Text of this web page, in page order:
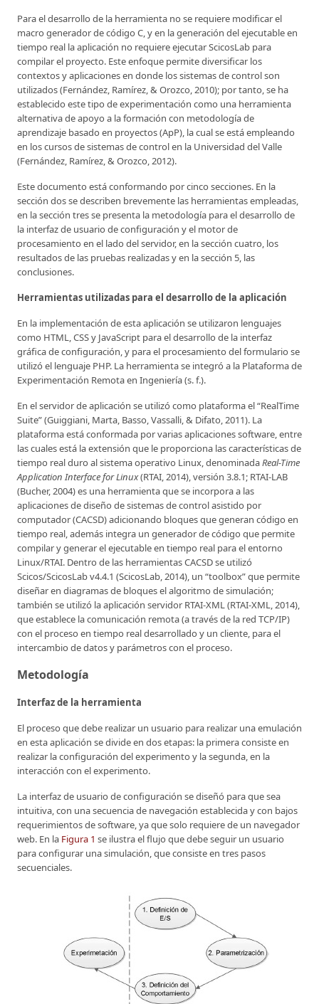
Para el desarrollo de la herramienta no se requiere modificar el
macro generador de código C, y en la generación del ejecutable en
tiempo real la aplicación no requiere ejecutar ScicosLab para
compilar el proyecto. Este enfoque permite diversificar los
contextos y aplicaciones en donde los sistemas de control son
utilizados (Fernández, Ramírez, & Orozco, 2010); por tanto, se ha
establecido este tipo de experimentación como una herramienta
alternativa de apoyo a la formación con metodología de
aprendizaje basado en proyectos (ApP), la cual se está empleando
en los cursos de sistemas de control en la Universidad del Valle
(Fernández, Ramírez, & Orozco, 2012).
Este documento está conformando por cinco secciones. En la
sección dos se describen brevemente las herramientas empleadas,
en la sección tres se presenta la metodología para el desarrollo de
la interfaz de usuario de configuración y el motor de
procesamiento en el lado del servidor, en la sección cuatro, los
resultados de las pruebas realizadas y en la sección 5, las
conclusiones.
Herramientas utilizadas para el desarrollo de la aplicación
En la implementación de esta aplicación se utilizaron lenguajes
como HTML, CSS y JavaScript para el desarrollo de la interfaz
gráfica de configuración, y para el procesamiento del formulario se
utilizó el lenguaje PHP. La herramienta se integró a la Plataforma de
Experimentación Remota en Ingeniería (s. f.).
En el servidor de aplicación se utilizó como plataforma el “RealTime
Suite” (Guiggiani, Marta, Basso, Vassalli, & Difato, 2011). La
plataforma está conformada por varias aplicaciones software, entre
las cuales está la extensión que le proporciona las características de
tiempo real duro al sistema operativo Linux, denominadaReal-Time
Application Interface for Linux(RTAI, 2014), versión 3.8.1; RTAI-LAB
(Bucher, 2004) es una herramienta que se incorpora a las
aplicaciones de diseño de sistemas de control asistido por
computador (CACSD) adicionando bloques que generan código en
tiempo real, además integra un generador de código que permite
compilar y generar el ejecutable en tiempo real para el entorno
Linux/RTAI. Dentro de las herramientas CACSD se utilizó
Scicos/ScicosLab v4.4.1 (ScicosLab, 2014), un “toolbox” que permite
diseñar en diagramas de bloques el algoritmo de simulación;
también se utilizó la aplicación servidor RTAI-XML (RTAI-XML, 2014),
que establece la comunicación remota (a través de la red TCP/IP)
con el proceso en tiempo real desarrollado y un cliente, para el
intercambio de datos y parámetros con el proceso.
Metodología
Interfaz de la herramienta
El proceso que debe realizar un usuario para realizar una emulación
en esta aplicación se divide en dos etapas: la primera consiste en
realizar la configuración del experimento y la segunda, en la
interacción con el experimento.
La interfaz de usuario de configuración se diseñó para que sea
intuitiva, con una secuencia de navegación establecida y con bajos
requerimientos de software, ya que solo requiere de un navegador
web. En la Figura 1 se ilustra el flujo que debe seguir un usuario
para configurar una simulación, que consiste en tres pasos
secuenciales.